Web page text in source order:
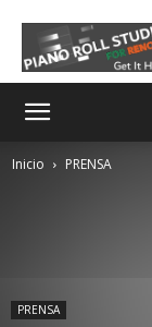
Inicio PRENSA
PRENSA